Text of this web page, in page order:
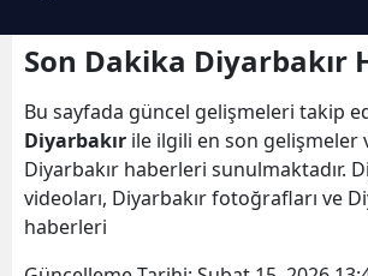
Son Dakika Diyarbakır
Bu sayfada güncel gelişmeleri takip
Diyarbakır ile ilgili en son gelişmeler
Diyarbakır haberleri sunulmaktadır.
videoları, Diyarbakır fotoğrafları ve
haberleri